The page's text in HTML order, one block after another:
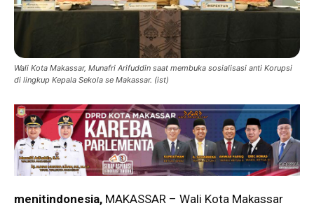
Wali Kota Makassar, Munafri Arifuddin saat membuka sosialisasi anti Korupsi
di lingkup Kepala Sekola se Makassar. (ist)
menitindonesia, MAKASSAR – Wali Kota Makassar